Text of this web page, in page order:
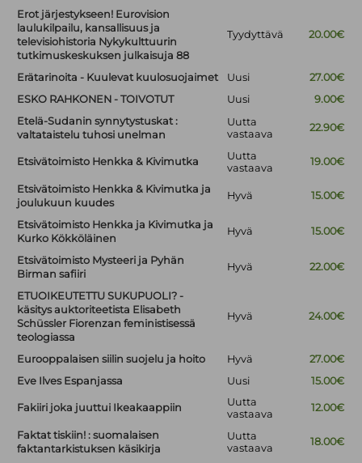
Erot järjestykseen! Eurovision
laulukilpailu, kansallisuus ja
televisiohistoria Nykykulttuurin
tutkimuskeskuksen julkaisuja 88
Tyydyttävä 20.00€
Erätarinoita - Kuulevat kuulosuojaimet Uusi
27.00€
ESKO RAHKONEN - TOIVOTUT
Uusi
9.00€
Etelä-Sudanin synnytystuskat :
valtataistelu tuhosi unelman
Uutta
vastaava
22.90€
Etsivätoimisto Henkka & Kivimutka
Uutta
vastaava
19.00€
Etsivätoimisto Henkka & Kivimutka ja
joulukuun kuudes
Hyvä 15.00€
Etsivätoimisto Henkka ja Kivimutka ja
Kurko Kökköläinen
Hyvä 15.00€
Etsivätoimisto Mysteeri ja Pyhän
Birman safiiri
Hyvä 22.00€
ETUOIKEUTETTU SUKUPUOLI? -
käsitys auktoriteetista Elisabeth
Schüssler Fiorenzan feministisessä
teologiassa
Hyvä 24.00€
Eurooppalaisen siilin suojelu ja hoito Hyvä
27.00€
Eve Ilves Espanjassa
Uusi 15.00€
Fakiiri joka juuttui Ikeakaappiin
Uutta
vastaava
12.00€
Faktat tiskiin! : suomalaisen
faktantarkistuksen käsikirja
Uutta
vastaava
18.00€